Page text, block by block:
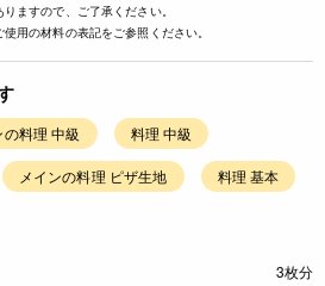
ますので、ご了承ください。
用の材料の表記をご参照ください。
の料理 中級 料理 中級
メインの料理 ピザ生地 料理 基本
3枚分